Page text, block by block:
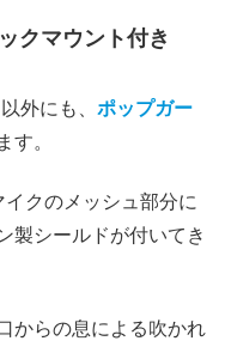
クマウント付き
外にも、 ポップガー
す。
クのメッシュ部分に
製シールドが付いてき
からの息による吹かれ